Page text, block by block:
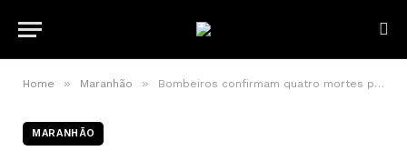
Home » Maranhão » Bombeiros confirmam quatro mortes por queda de ponte entre Maranhão e Tocantins
MARANHÃO